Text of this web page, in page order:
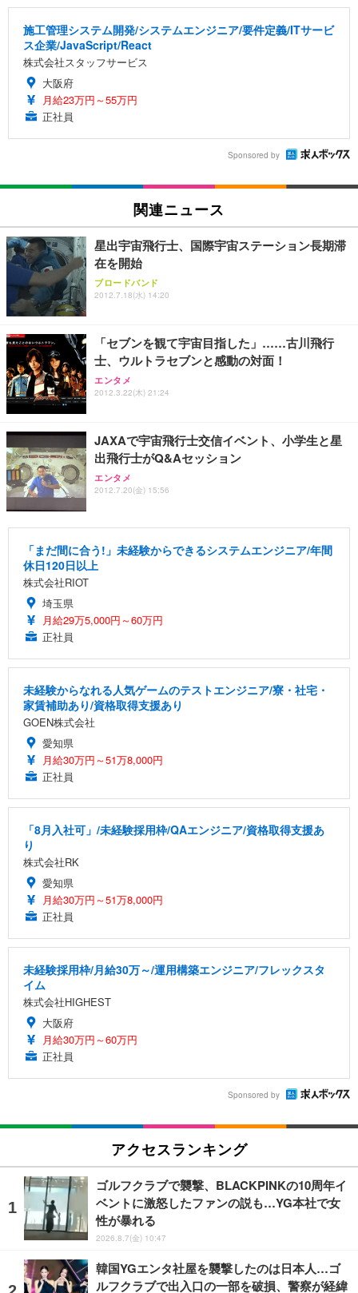
施工管理システム開発/システムエンジニア/要件定義/ITサービ
ス企業/JavaScript/React
株式会社スタッフサービス
大阪府
月給23万円～55万円
正社員
Sponsored by
関連ニュース
星出宇宙飛行士、国際宇宙ステーション長期滞
在を開始
ブロードバンド
2012.7.18(水) 14:20
「セブンを観て宇宙目指した」……古川飛行
士、ウルトラセブンと感動の対面！
エンタメ
2012.3.22(木) 21:24
JAXAで宇宙飛行士交信イベント、小学生と星
出飛行士がQ&Aセッション
エンタメ
2012.7.20(金) 15:56
「まだ間に合う!」未経験からできるシステムエンジニア/年間
休日120日以上
株式会社RIOT
埼玉県
月給29万5,000円～60万円
正社員
未経験からなれる人気ゲームのテストエンジニア/寮・社宅・
家賃補助あり/資格取得支援あり
GOEN株式会社
愛知県
月給30万円～51万8,000円
正社員
「8月入社可」/未経験採用枠/QAエンジニア/資格取得支援あ
り
株式会社RK
愛知県
月給30万円～51万8,000円
正社員
未経験採用枠/月給30万～/運用構築エンジニア/フレックスタ
イム
株式会社HIGHEST
大阪府
月給30万円～60万円
正社員
Sponsored by
アクセスランキング
ゴルフクラブで襲撃、BLACKPINKの10周年イ
ベントに激怒したファンの説も…YG本社で女
性が暴れる
2026.8.7(金) 10:47
韓国YGエンタ社屋を襲撃したのは日本人…ゴ
ルフクラブで出入口の一部を破損、警察が経緯